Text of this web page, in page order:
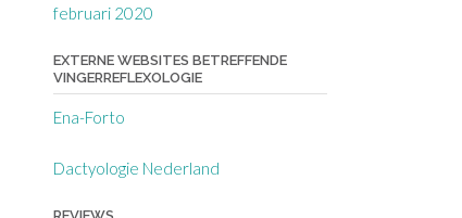
februari 2020
EXTERNE WEBSITES BETREFFENDE
VINGERREFLEXOLOGIE
Ena-Forto
Dactyologie Nederland